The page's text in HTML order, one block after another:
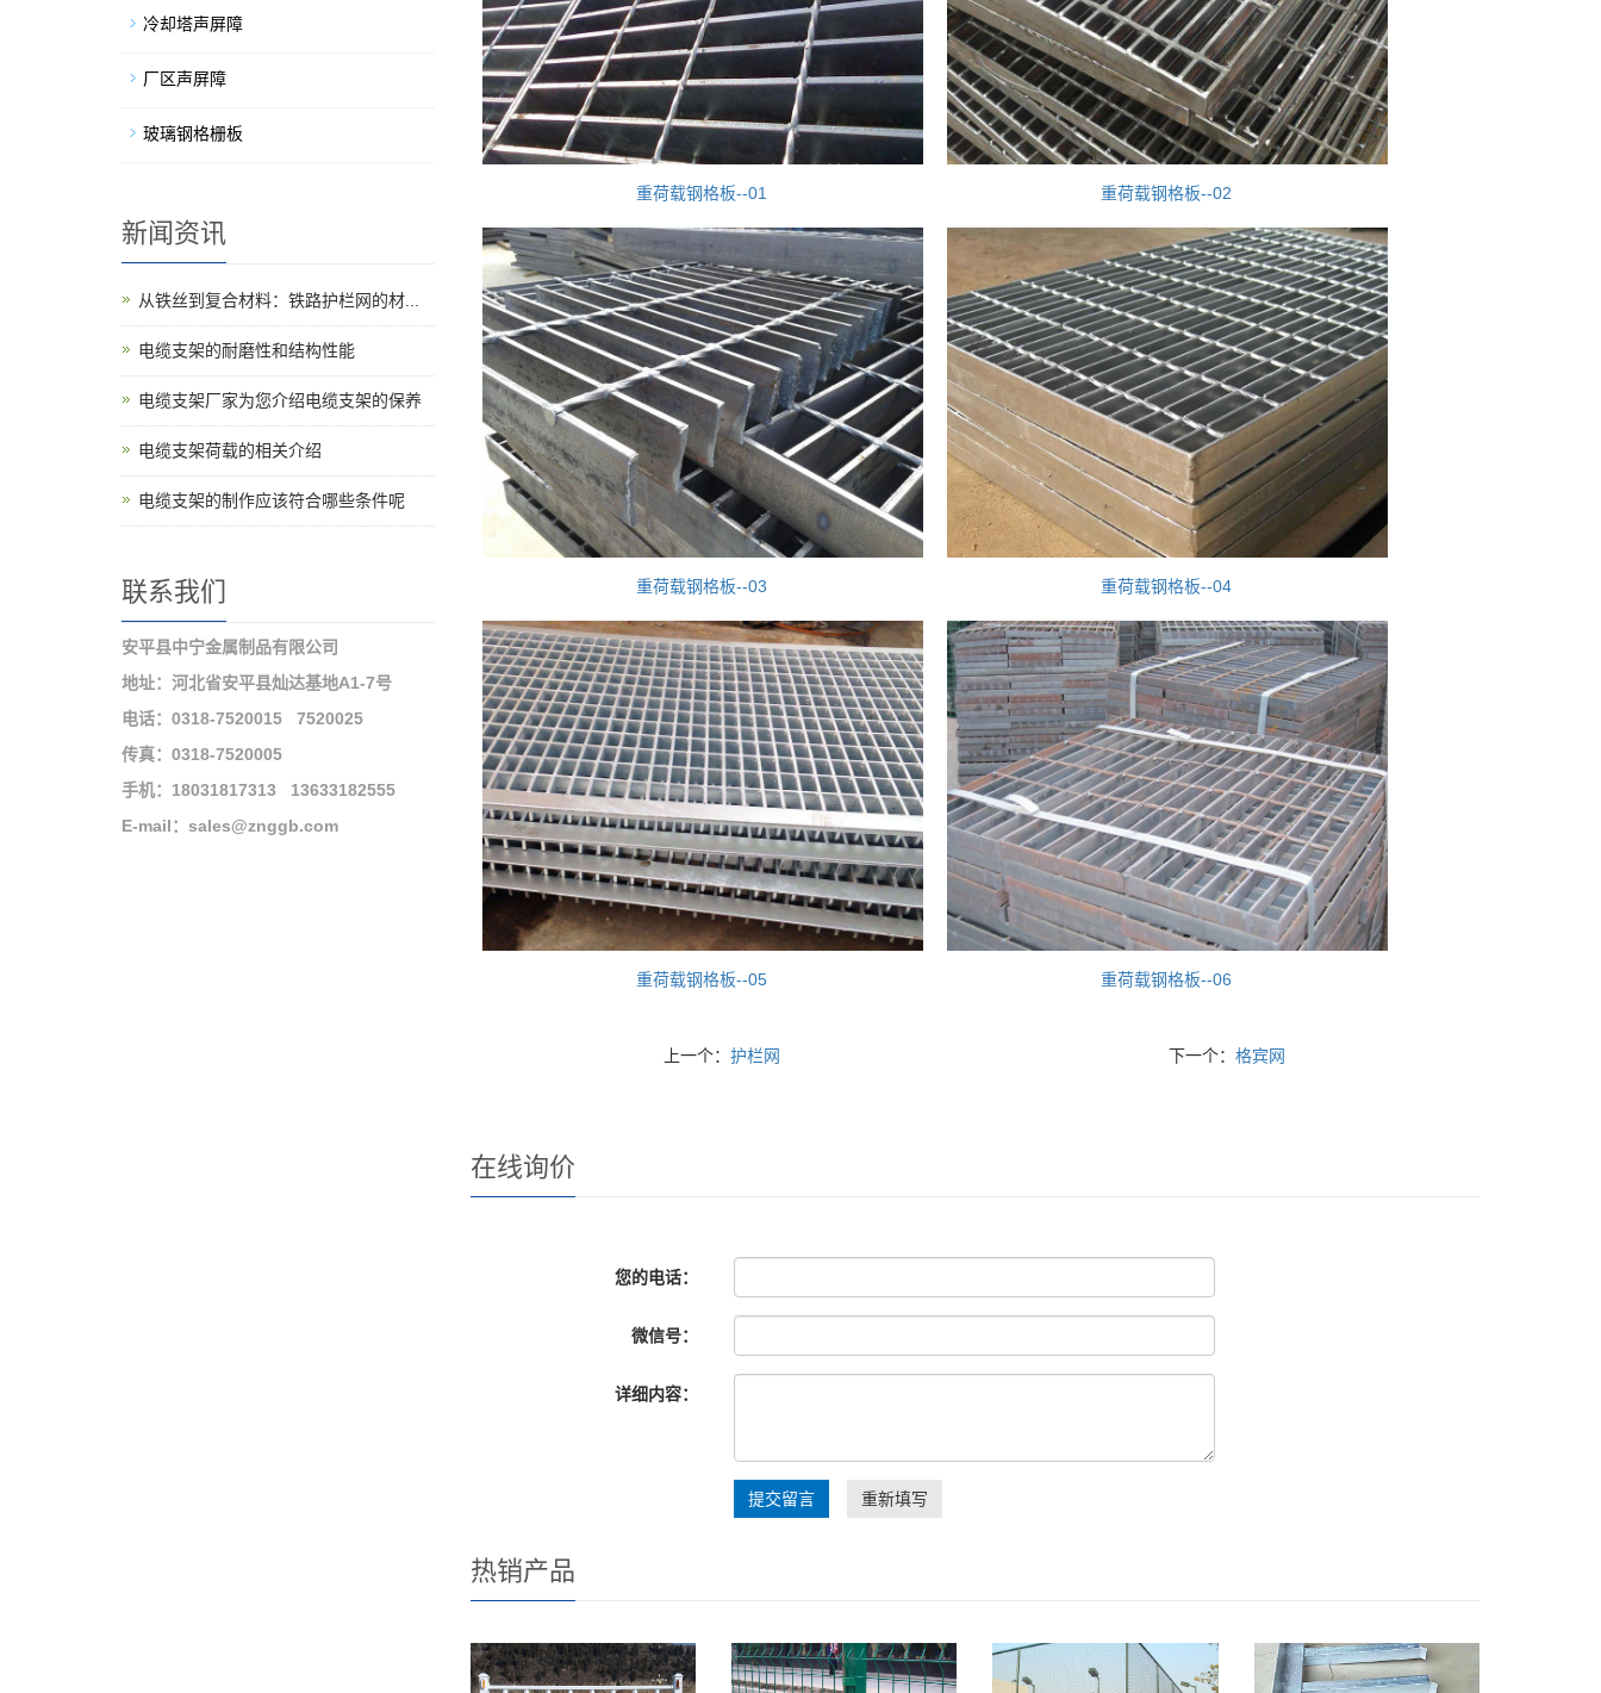
重荷载钢格板--01 重荷载钢格板--02
重荷载钢格板--03 重荷载钢格板--04
重荷载钢格板--05 重荷载钢格板--06
上一个：护栏网 下一个：格宾网
在线询价
您的电话：
微信号：
详细内容：
重新填写
热销产品
冷却塔声屏障
厂区声屏障
玻璃钢格栅板
新闻资讯
从铁丝到复合材料：铁路护栏网的材...
电缆支架的耐磨性和结构性能
电缆支架厂家为您介绍电缆支架的保养
电缆支架荷载的相关介绍
电缆支架的制作应该符合哪些条件呢
联系我们
安平县中宁金属制品有限公司
地址：河北省安平县灿达基地A1-7号
电话：0318-7520015 7520025
传真：0318-7520005
手机：18031817313 13633182555
E-mail：sales@znggb.com